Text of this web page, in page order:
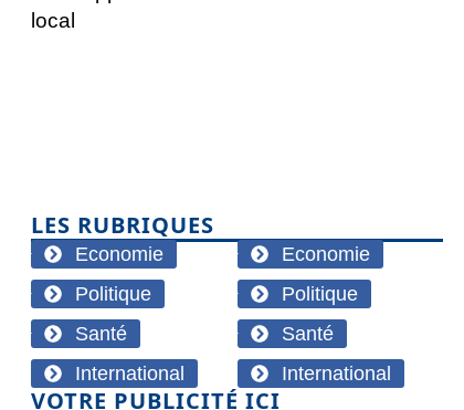
LES RUBRIQUES
Economie
Politique
Santé
International
Economie
Politique
Santé
International
VOTRE PUBLICITÉ ICI